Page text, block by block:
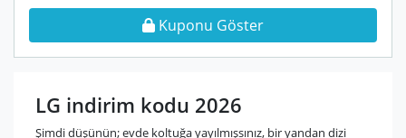
Kuponu Göster
LG indirim kodu 2026
Şimdi düşünün; evde koltuğa yayılmışsınız, bir yandan dizi